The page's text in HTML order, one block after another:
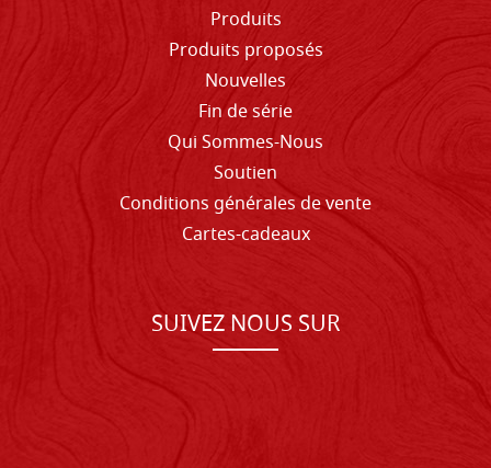
Produits
Produits proposés
Nouvelles
Fin de série
Qui Sommes-Nous
Soutien
Conditions générales de vente
Cartes-cadeaux
SUIVEZ NOUS SUR